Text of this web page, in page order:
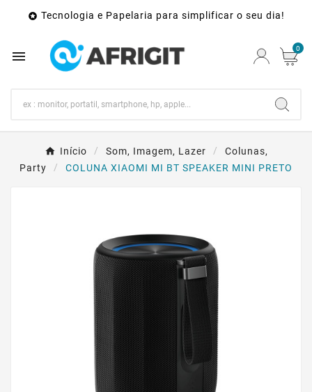
 Tecnologia e Papelaria para simplificar o seu dia!
 0
Início Som, Imagem, Lazer
Colunas,
Party
COLUNA XIAOMI MI BT SPEAKER MINI PRETO